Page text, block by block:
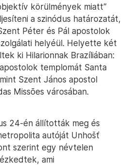
körülmények miatt”
a szinódus határozatát,
Péter és Pál apostolok
helyéül. Helyette két
ki Hilarionnak Brazíliában:
templomát Santa
Szent János apostol
Missões városában.
24-én állították meg és
autóját Unhošť
szerint egy névtelen
ami